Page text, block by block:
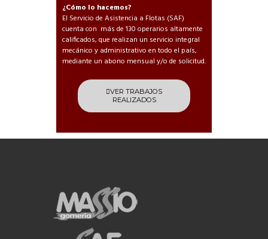
¿Cómo lo hacemos?
El Servicio de Asistencia a Flotas (SAF)
cuenta con más de 130 operarios altamente
calificados, que realizan un servicio integral
mecánico y administrativo en todo el país,
mediante un abono mensual y/o de solicitud.
VER TRABAJOS
REALIZADOS